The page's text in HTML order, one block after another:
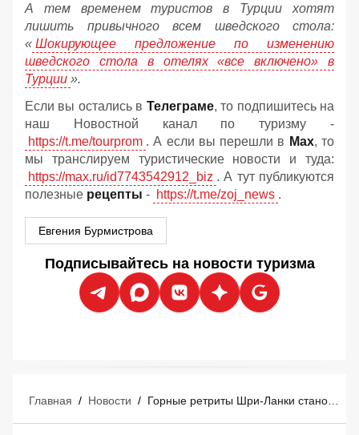
А тем временем туристов в Турции хотят
лишить привычного всем шведского стола:
« Шокирующее предложение по изменению
шведского стола в отелях «все включено» в
Турции ».
Если вы остались в Телеграме, то подпишитесь на
наш Новостной канал по туризму -
https://t.me/tourprom . А если вы перешли в Мах, то
мы транслируем туристические новости и туда:
https://max.ru/id7743542912_biz . А тут публикуются
полезные рецепты - https://t.me/zoj_news .
Евгения Бурмистрова
Подписывайтесь на новости туризма
Главная / Новости /